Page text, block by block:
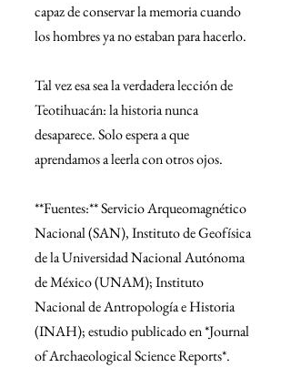
capaz de conservar la memoria cuando
los hombres ya no estaban para hacerlo.
Tal vez esa sea la verdadera lección de
Teotihuacán: la historia nunca
desaparece. Solo espera a que
aprendamos a leerla con otros ojos.
**Fuentes:** Servicio Arqueomagnético
Nacional (SAN), Instituto de Geofísica
de la Universidad Nacional Autónoma
de México (UNAM); Instituto
Nacional de Antropología e Historia
(INAH); estudio publicado en *Journal
of Archaeological Science Reports*.